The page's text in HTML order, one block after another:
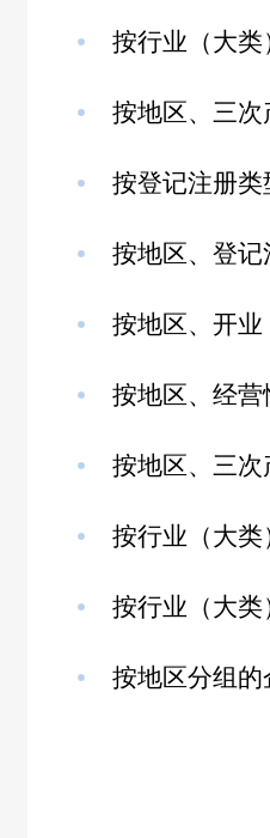
按行业（大
按地区、三
按登记注册
按地区、登
按地区、开
按地区、经
按地区、三
按行业（大
按行业（大
按地区分组